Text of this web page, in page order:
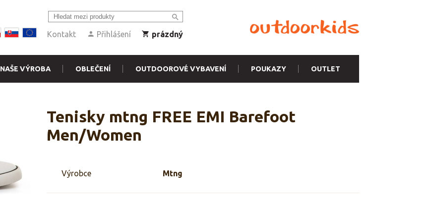
Kontakt Přihlášení prázdný
NAŠE VÝROBA OBLEČENÍ OUTDOOROVÉ VYBAVENÍ POUKAZY OUTLET
Tenisky mtng FREE EMI Barefoot
Men/Women
Výrobce Mtng